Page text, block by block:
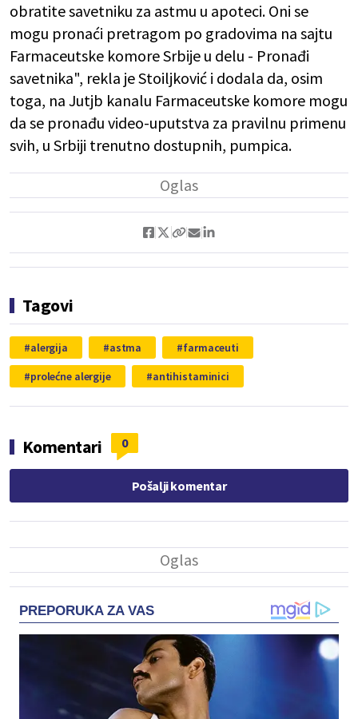
obratite savetniku za astmu u apoteci. Oni se
mogu pronaći pretragom po gradovima na sajtu
Farmaceutske komore Srbije u delu - Pronađi
savetnika", rekla je Stoiljković i dodala da, osim
toga, na Jutjb kanalu Farmaceutske komore mogu
da se pronađu video-uputstva za pravilnu primenu
svih, u Srbiji trenutno dostupnih, pumpica.
Tagovi
alergija astma
farmaceuti
prolećne alergije
antihistaminici
Komentari 0
Pošalji komentar
PREPORUKA ZA VAS